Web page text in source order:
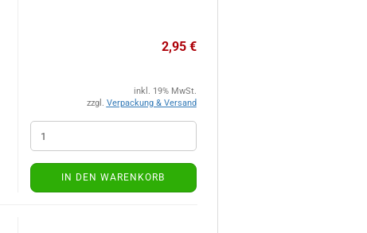
2,95 €
inkl. 19% MwSt.
zzgl. Verpackung & Versand
IN DEN WARENKORB